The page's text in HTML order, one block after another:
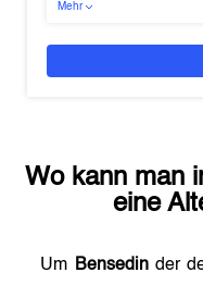
Mehr
Wo kann man
eine
Um Bensedinder